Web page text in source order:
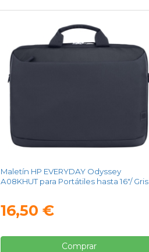
Maletín HP EVERYDAY Odyssey
A08KHUT para Portátiles hasta 16"/ Gris
16,50 €
Comprar